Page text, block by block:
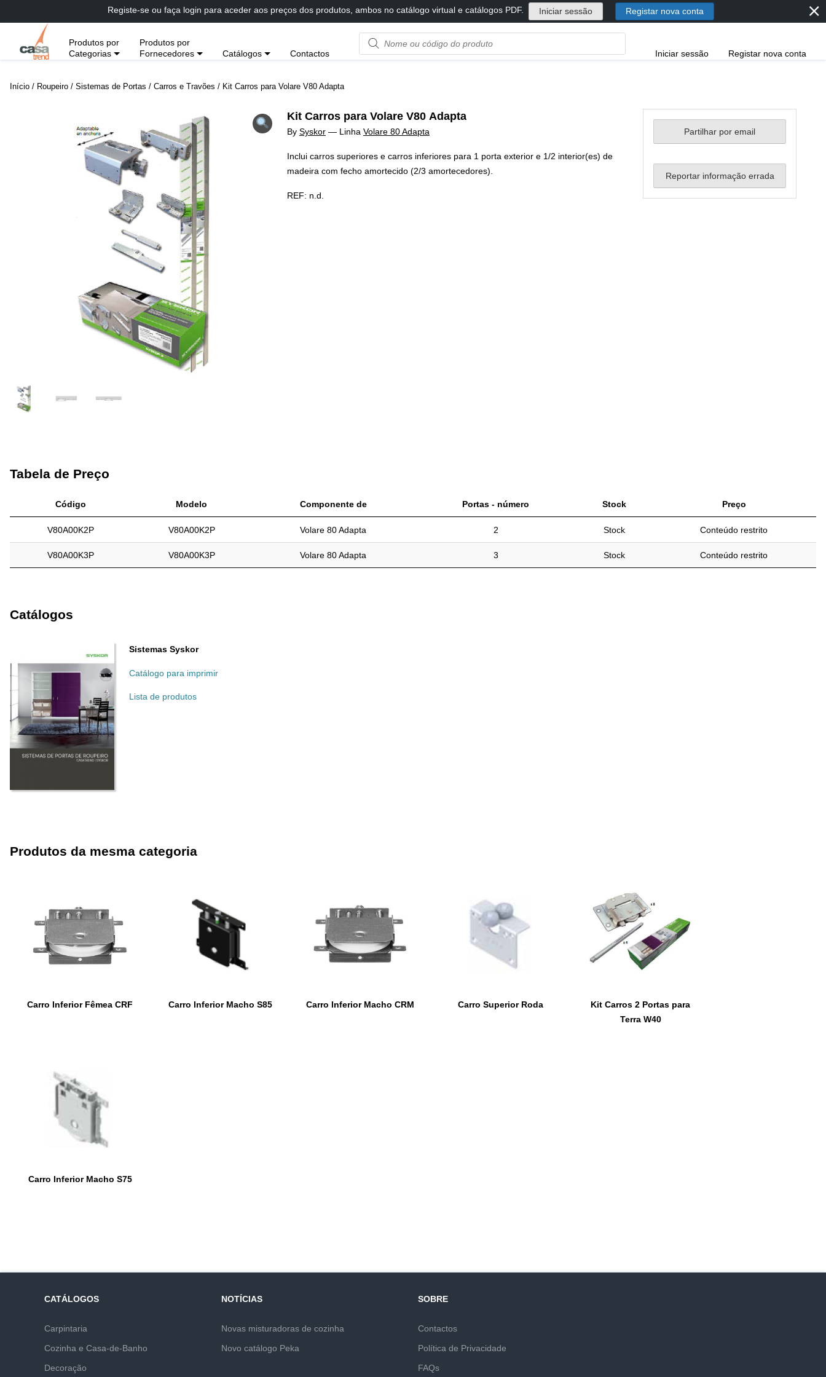
diretamente
conteúdo
Registe-se ou faça login para aceder aos preços dos produtos, ambos no catálogo virtual e catálogos PDF. Iniciar sessão Registar nova conta ⨯
Produtos por
Categorias
Produtos por
Fornecedores
Catálogos Contactos
Product
name
Iniciar sessão Registar nova conta
Início / Roupeiro / Sistemas de Portas / Carros e Travões / Kit Carros para Volare V80 Adapta
Kit Carros para Volare V80 Adapta
By Syskor — Linha Volare 80 Adapta
Inclui carros superiores e carros inferiores para 1 porta exterior e 1/2 interior(es) de
madeira com fecho amortecido (2/3 amortecedores).
REF: n.d.
Partilhar por email
Reportar informação errada
Tabela de Preço
Código Modelo Componente de Portas - número Stock Preço
V80A00K2P V80A00K2P Volare 80 Adapta 2 Stock Conteúdo restrito
V80A00K3P V80A00K3P Volare 80 Adapta 3 Stock Conteúdo restrito
Catálogos
Sistemas Syskor
Catálogo para imprimir
Lista de produtos
Produtos da mesma categoria
Carro Inferior Fêmea CRF Carro Inferior Macho S85 Carro Inferior Macho CRM Carro Superior Roda
Kit Carros 2 Portas para
Terra W40
Carro Inferior Macho S75
CATÁLOGOS
Carpintaria
Cozinha e Casa-de-Banho
Decoração
NOTÍCIAS
Novas misturadoras de cozinha
Novo catálogo Peka
SOBRE
Contactos
Política de Privacidade
FAQs